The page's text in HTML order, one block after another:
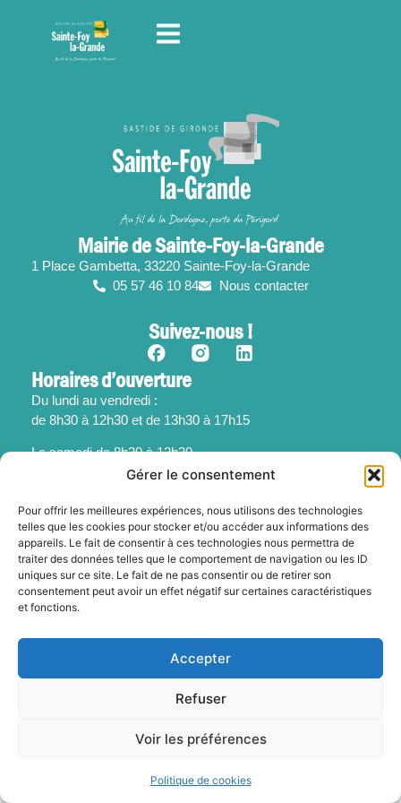
Gérer le consentement
Pour offrir les meilleures expériences, nous utilisons des technologies
telles que les cookies pour stocker et/ou accéder aux informations des
appareils. Le fait de consentir à ces technologies nous permettra de
traiter des données telles que le comportement de navigation ou les ID
uniques sur ce site. Le fait de ne pas consentir ou de retirer son
consentement peut avoir un effet négatif sur certaines caractéristiques
et fonctions.
Accepter
Refuser
Voir les préférences
Politique de cookies
principal
Mairie de Sainte-Foy-la-Grande
1 Place Gambetta, 33220 Sainte-Foy-la-Grande
05 57 46 10 84
Nous contacter
Suivez-nous !
Horaires d’ouverture
Du lundi au vendredi :
de 8h30 à 12h30 et de 13h30 à 17h15
Le samedi de 8h30 à 12h30
Mentions légales
Politique des cookies
Accessibilité
© 2025 - Sainte-Foy-La-Grande - Propulsé par Utopia